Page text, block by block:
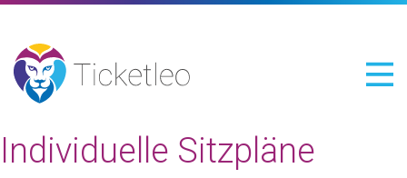
Individuelle Sitzpläne